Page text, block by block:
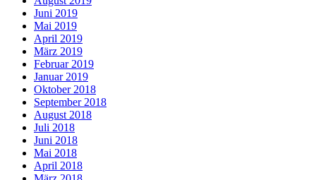
Juni 2019
Mai 2019
April 2019
März 2019
Februar 2019
Januar 2019
Oktober 2018
September 2018
August 2018
Juli 2018
Juni 2018
Mai 2018
April 2018